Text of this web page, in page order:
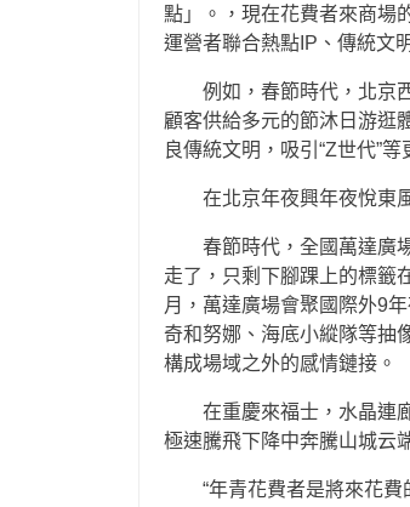
點」。，現在花費者來商場
運營者聯合熱點IP、傳統文
例如，春節時代，北京
顧客供給多元的節沐日游逛
良傳統文明，吸引“Z世代”
在北京年夜興年夜悅東
春節時代，全國萬達廣
走了，只剩下腳踝上的標籤
月，萬達廣場會聚國際外9
奇和努娜、海底小縱隊等抽
構成場域之外的感情鏈接。
在重慶來福士，水晶連
極速騰飛下降中奔騰山城云
“年青花費者是將來花